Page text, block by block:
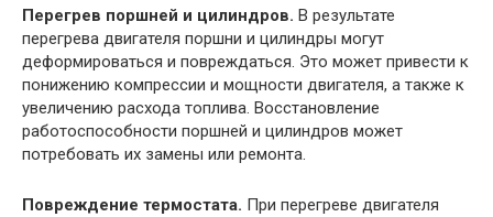
Перегрев поршней и цилиндров. В результате
перегрева двигателя поршни и цилиндры могут
деформироваться и повреждаться. Это может привести к
понижению компрессии и мощности двигателя, а также к
увеличению расхода топлива. Восстановление
работоспособности поршней и цилиндров может
потребовать их замены или ремонта.
Повреждение термостата. При перегреве двигателя